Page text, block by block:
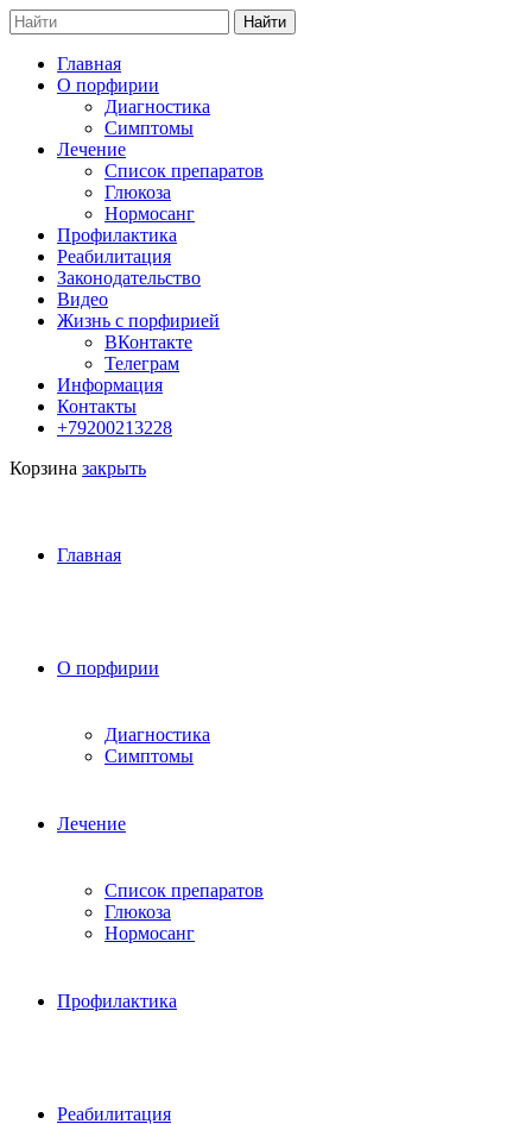
Search
for:
Найти
Главная
О порфирии
Диагностика
Симптомы
Лечение
Список препаратов
Глюкоза
Нормосанг
Профилактика
Реабилитация
Законодательство
Видео
Жизнь с порфирией
ВКонтакте
Телеграм
Информация
Контакты
+79200213228
Корзина закрыть
Главная
О порфирии
Диагностика
Симптомы
Лечение
Список препаратов
Глюкоза
Нормосанг
Профилактика
Реабилитация